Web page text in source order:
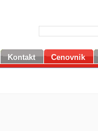
Kontakt Cenovnik